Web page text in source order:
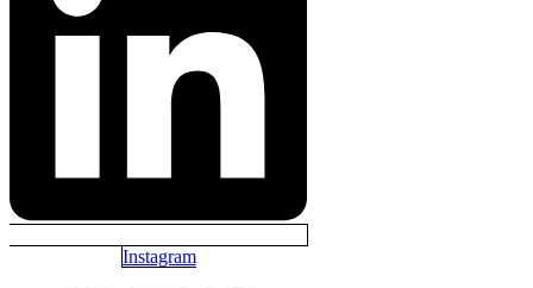
Instagram